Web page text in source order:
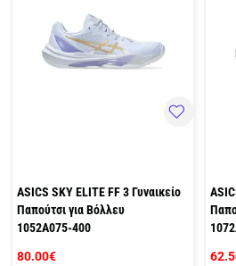
ASICS SKY ELITE FF 3 Γυναικείο
Παπούτσι για Βόλλευ
1052A075-400
80.00€